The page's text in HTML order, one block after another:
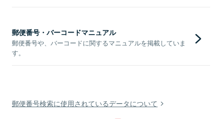
郵便番号・バーコードマニュアル
郵便番号や、バーコードに関するマニュアルを掲載していま
す。
郵便番号検索に使用されているデータについて